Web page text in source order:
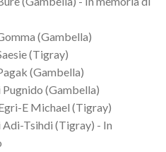
(Gambella)
(Tigray)
(Gambella)
(Gambella)
E Michael (Tigray)
Tsihdi (Tigray) - In